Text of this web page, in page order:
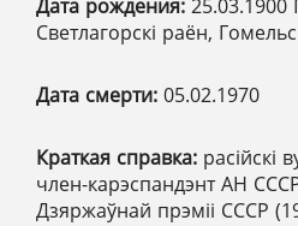
Дата рождения:
Светлагорскі раён,
Дата смерти: 05.02.1970
Краткая справка: расійскі
член-карэспандэнт АН
Дзяржаўнай прэміі СССР